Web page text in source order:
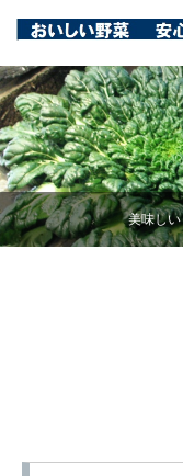
美味し